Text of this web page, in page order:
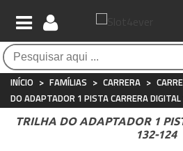
Atendimento
Whatsapp+34
Frete grátis
Para compras
Pagamento 100%
Compras seguras
INÍCIO > FAMÍLIAS > CARRERA >
DO ADAPTADOR 1 PISTA CARRERA
TRILHA DO ADAPTADOR 1
132-124